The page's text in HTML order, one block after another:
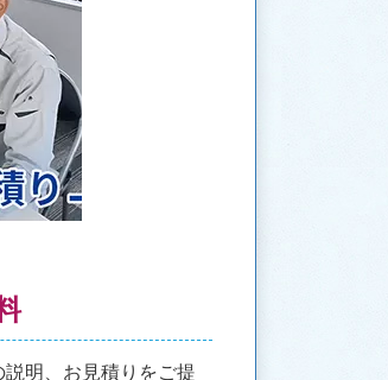
明、お見積りをご提